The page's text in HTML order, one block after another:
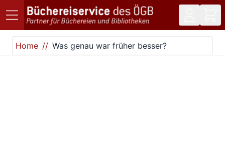
Direkt zum Inhalt
Home
Was genau war früher besser?